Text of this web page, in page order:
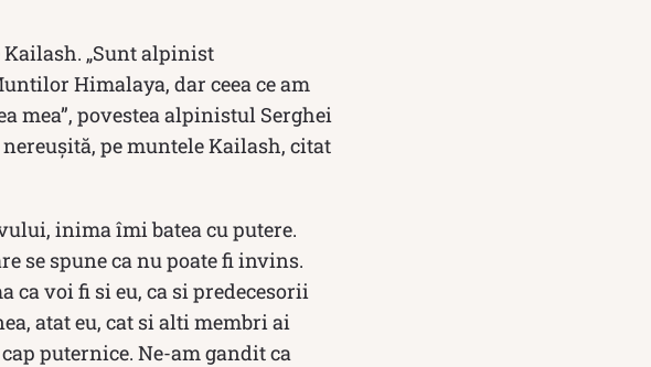
„Sunt alpinist
Himalaya, dar ceea ce am
mea”, povestea alpinistul Serghei
pe muntele Kailash, citat
ini­ma îmi batea cu putere.
se spune ca nu poate fi invins.
voi fi si eu, ca si predecesorii
atat eu, cat si alti membri ai
puternice. Ne-am gandit ca